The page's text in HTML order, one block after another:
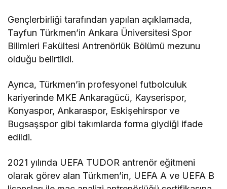
Gençlerbirliği tarafından yapılan açıklamada,
Tayfun Türkmen’in Ankara Üniversitesi Spor
Bilimleri Fakültesi Antrenörlük Bölümü mezunu
olduğu belirtildi.
Ayrıca, Türkmen’in profesyonel futbolculuk
kariyerinde MKE Ankaragücü, Kayserispor,
Konyaspor, Ankaraspor, Eskişehirspor ve
Bugsaşspor gibi takımlarda forma giydiği ifade
edildi.
2021 yılında UEFA TUDOR antrenör eğitmeni
olarak görev alan Türkmen’in, UEFA A ve UEFA B